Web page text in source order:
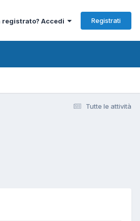
registrato? Accedi Registrati
Tutte le attività